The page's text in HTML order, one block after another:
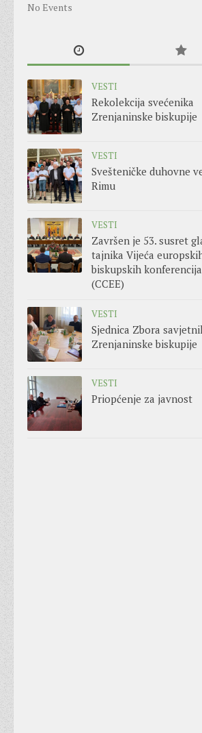
No Events
VESTI
Rekolekcija svećenika
Zrenjaninske biskupije
VESTI
Svešteničke duhovne
Rimu
VESTI
Završen je 53. susret
tajnika Vijeća
biskupskih konferencija
(CCEE)
VESTI
Sjednica Zbora
Zrenjaninske biskupije
VESTI
Priopćenje za javnost